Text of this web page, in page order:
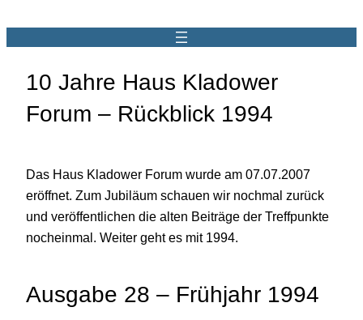
10 Jahre Haus Kladower
Forum – Rückblick 1994
Das Haus Kladower Forum wurde am 07.07.2007
eröffnet. Zum Jubiläum schauen wir nochmal zurück
und veröffentlichen die alten Beiträge der Treffpunkte
nocheinmal. Weiter geht es mit 1994.
Ausgabe 28 – Frühjahr 1994